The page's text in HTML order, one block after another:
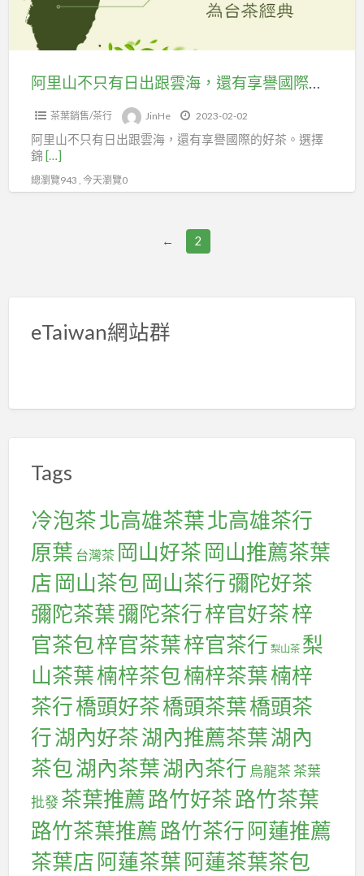
跟
茶
阿里山不只有日出跟雲海，還有享譽國際的好茶。選擇錦和茶棧，喝到風靡全球的味道
茶葉銷售/茶行 JinHe 2023-02-02
阿里山不只有日出跟雲海，還有享譽國際的好茶。選擇
錦 […]
總瀏覽943 , 今天瀏覽0
← 2
eTaiwan網站群
Tags
冷泡茶北高雄茶葉北高雄茶行
原葉 台灣茶 岡山好茶 岡山推薦茶葉
店 岡山茶包 岡山茶行彌陀好茶
彌陀茶葉彌陀茶行梓官好茶梓
官茶包梓官茶葉梓官茶行 梨山茶 梨
山茶葉楠梓茶包楠梓茶葉楠梓
茶行橋頭好茶橋頭茶葉橋頭茶
行湖內好茶湖內推薦茶葉湖內
茶包湖內茶葉湖內茶行 烏龍茶 茶葉
批發 茶葉推薦路竹好茶路竹茶葉
路竹茶葉推薦路竹茶行 阿蓮推薦
茶葉店 阿蓮茶葉 阿蓮茶葉茶包